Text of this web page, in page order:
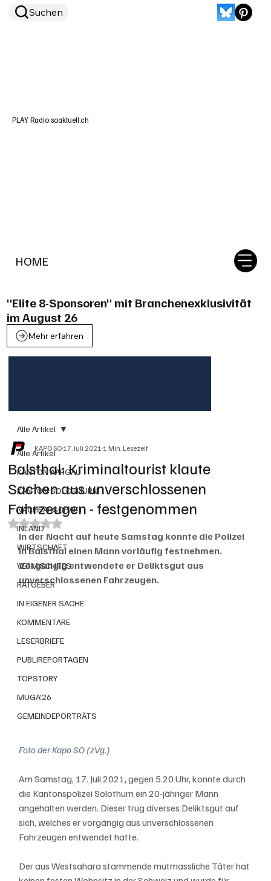
HOME
Suchen
PLAY Radio soaktuell.ch
"Elite 8-Sponsoren" mit Branchenexklusivität
im August 26
Mehr erfahren
Alle Artikel
KANTON AARGAU
KANTON SOLOTHURN
NACHBARSCHAFT
INLAND
WIRTSCHAFT
VERMISCHTES
RATGEBER
IN EIGENER SACHE
KOMMENTARE
LESERBRIEFE
PUBLIREPORTAGEN
TOPSTORY
MUGA'26
GEMEINDEPORTRÄTS
Alle Artikel
Balsthal: Kriminaltourist klaute
Sachen aus unverschlossenen
Fahrzeugen - festgenommen
KAPO SO17. Juli 20211 Min. Lesezeit
Mit NaN von 5 Sternen bewertet.
In der Nacht auf heute Samstag konnte die Polizei
in Balsthal einen Mann vorläufig festnehmen.
Vorgängig entwendete er Deliktsgut aus
unverschlossenen Fahrzeugen.
Foto der Kapo SO (zVg.)
Am Samstag, 17. Juli 2021, gegen 5.20 Uhr, konnte durch
die Kantonspolizei Solothurn ein 20-jähriger Mann
angehalten werden. Dieser trug diverses Deliktsgut auf
sich, welches er vorgängig aus unverschlossenen
Fahrzeugen entwendet hatte.
Der aus Westsahara stammende mutmassliche Täter hat